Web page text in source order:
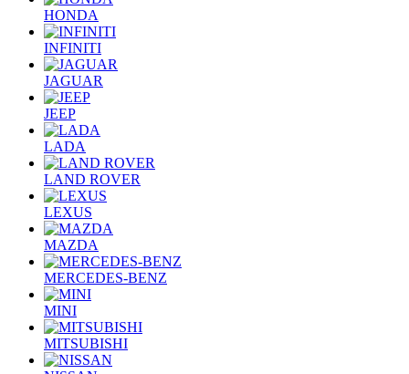
HONDA
INFINITI
JAGUAR
JEEP
LADA
LAND ROVER
LEXUS
MAZDA
MERCEDES-BENZ
MINI
MITSUBISHI